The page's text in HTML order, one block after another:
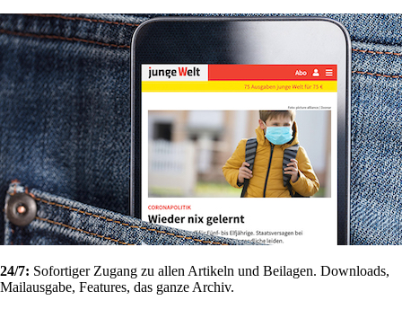
24/7: Sofortiger Zugang zu allen Artikeln und Beilagen. Downloads,
Mailausgabe, Features, das ganze Archiv.